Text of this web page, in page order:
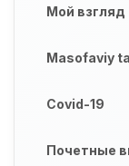
Мой взгляд
Masofaviy
Covid-19
Почетные